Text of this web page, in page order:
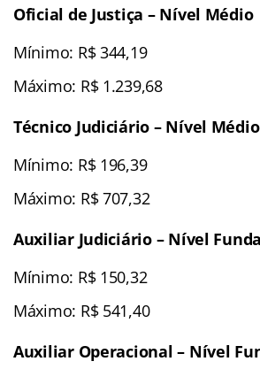
Oficial de Justiça – Nível Médio
Mínimo: R$ 344,19
Máximo: R$ 1.239,68
Técnico Judiciário – Nível Médio
Mínimo: R$ 196,39
Máximo: R$ 707,32
Auxiliar Judiciário – Nível
Mínimo: R$ 150,32
Máximo: R$ 541,40
Auxiliar Operacional – Nível